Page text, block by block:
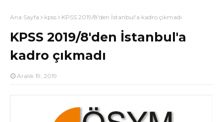
Ana Sayfa kpss KPSS 2019/8'den İstanbul'a kadro çıkmadı
KPSS 2019/8'den İstanbul'a
kadro çıkmadı
Aralık 19, 2019